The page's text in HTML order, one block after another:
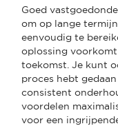
Goed
om op lange
eenvoudig te
oplossing
toekomst. Je kunt
proces hebt
consistent
voordelen
voor een